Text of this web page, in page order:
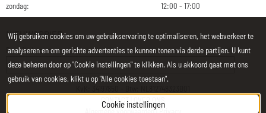
zondag:
12:00 - 17:00
NIEUWSBRIEF
E-mailadres:
CONTACT
OVER ONS
Wij gebruiken cookies om uw gebruikservaring te optimaliseren, het webverkeer te
analyseren en om gerichte advertenties te kunnen tonen via derde partijen. U kunt
deze beheren door op "Cookie instellingen" te klikken. Als u akkoord gaat met ons
gebruik van cookies, klikt u op "Alle cookies toestaan".
Cookie instellingen